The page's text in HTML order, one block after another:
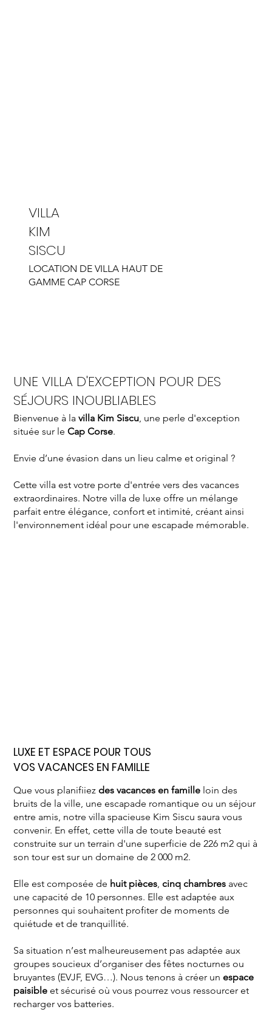
LOCATION DE VILLA HAUT DE
GAMME CAP CORSE
VILLA
KIM
SISCU
UNE VILLA D'EXCEPTION POUR DES
SÉJOURS INOUBLIABLES
Bienvenue à lavilla Kim Siscu, une perle d'exception
située sur leCap Corse.
Envie d’une évasion dans un lieu calme et original ?
Cette villa est votre porte d'entrée vers des vacances
extraordinaires. Notre villa de luxe offre un mélange
parfait entre élégance, confort et intimité, créant ainsi
l'environnement idéal pour une escapade mémorable.
LUXE ET ESPACE POUR TOUS
VOS VACANCES EN FAMILLE
Que vous planifiiezdes vacances en famille loin des
bruits de la ville, une escapade romantique ou un séjour
entre amis, notre villa spacieuse Kim Siscu saura vous
convenir. En effet, cette villa de toute beauté est
construite sur un terrain d'une superficie de 226 m2 qui à
son tour est sur un domaine de 2 000 m2.
Elle est composée de huit pièces ,cinq chambres avec
une capacité de 10 personnes. Elle est adaptée aux
personnes qui souhaitent profiter de moments de
quiétude et de tranquillité.
Sa situation n’est malheureusement pas adaptée aux
groupes soucieux d’organiser des fêtes nocturnes ou
bruyantes (EVJF, EVG…). Nous tenons à créer unespace
paisible et sécurisé où vous pourrez vous ressourcer et
recharger vos batteries.